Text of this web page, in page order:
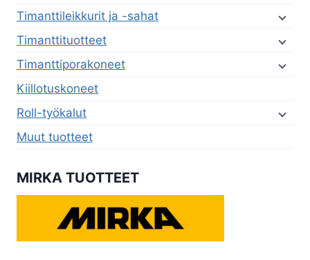
Timanttileikkurit ja -sahat
Timanttituotteet
Timanttiporakoneet
Kiillotuskoneet
Roll-työkalut
Muut tuotteet
MIRKA TUOTTEET